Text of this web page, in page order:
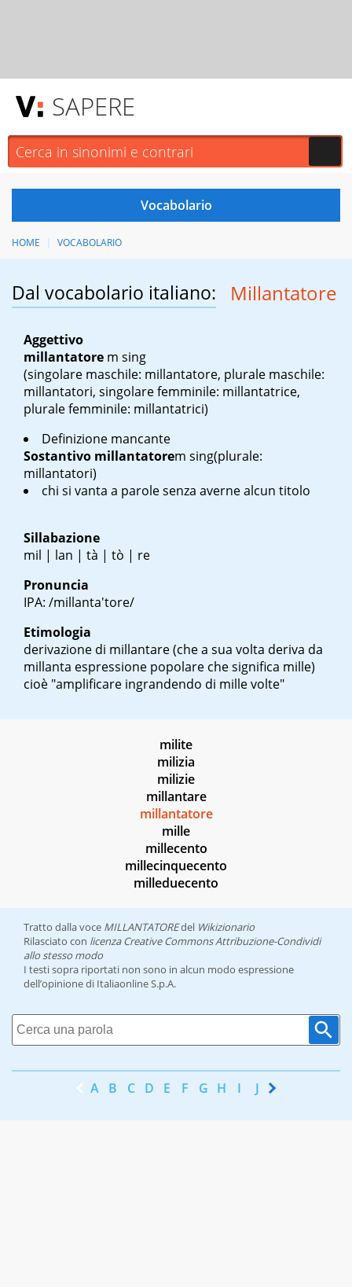
SAPERE
HOME VOCABOLARIO
Dal vocabolario italiano: Millantatore
Aggettivo
millantatore m sing
(singolare maschile: millantatore, plurale maschile:
millantatori, singolare femminile: millantatrice,
plurale femminile: millantatrici)
Definizione mancante
Sostantivo millantatorem sing(plurale:
millantatori)
chi si vanta a parole senza averne alcun titolo
Sillabazione
mil | lan | tà | tò | re
Pronuncia
IPA: /millanta'tore/
Etimologia
derivazione di millantare (che a sua volta deriva da
millanta espressione popolare che significa mille)
cioè "amplificare ingrandendo di mille volte"
milite
milizia
milizie
millantare
millantatore
mille
millecento
millecinquecento
milleduecento
Tratto dalla voce MILLANTATOREdel Wikizionario
Rilasciato con licenza Creative Commons Attribuzione-Condividi
allo stesso modo
I testi sopra riportati non sono in alcun modo espressione
dell’opinione di Italiaonline S.p.A.
A B C D E F G H I J K